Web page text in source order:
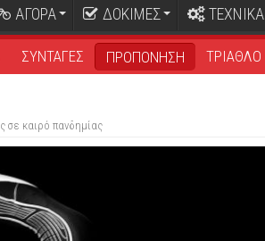
ΑΓΟΡΑ ΔΟΚΙΜΕΣ ΤΕΧΝΙΚΑ
ΣΥΝΤΑΓΕΣ ΠΡΟΠΟΝΗΣΗ ΤΡΙΑΘΛΟ
σε καιρό πανδημίας